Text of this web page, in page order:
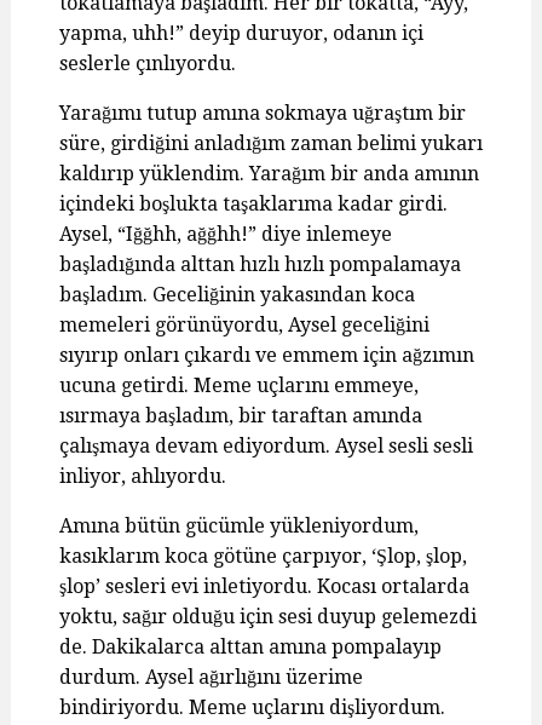
yapma, uhh!” deyip duruyor, odanın içi
seslerle çınlıyordu.
Yarağımı tutup amına sokmaya uğraştım bir
süre, girdiğini anladığım zaman belimi yukarı
kaldırıp yüklendim. Yarağım bir anda amının
içindeki boşlukta taşaklarıma kadar girdi.
Aysel, “Iğğhh, ağğhh!” diye inlemeye
başladığında alttan hızlı hızlı pompalamaya
başladım. Geceliğinin yakasından koca
memeleri görünüyordu, Aysel geceliğini
sıyırıp onları çıkardı ve emmem için ağzımın
ucuna getirdi. Meme uçlarını emmeye,
ısırmaya başladım, bir taraftan amında
çalışmaya devam ediyordum. Aysel sesli sesli
inliyor, ahlıyordu.
Amına bütün gücümle yükleniyordum,
kasıklarım koca götüne çarpıyor, ‘Şlop, şlop,
şlop’ sesleri evi inletiyordu. Kocası ortalarda
yoktu, sağır olduğu için sesi duyup gelemezdi
de. Dakikalarca alttan amına pompalayıp
durdum. Aysel ağırlığını üzerime
bindiriyordu. Meme uçlarını dişliyordum.